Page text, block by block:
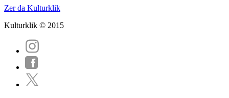
Zer da Kulturklik
Kulturklik © 2015